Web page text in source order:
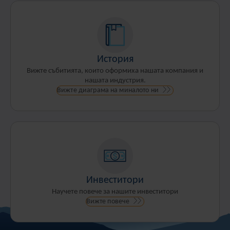
История
Вижте събитията, които оформиха нашата компания и
нашата индустрия.
Вижте диаграма на миналото ни
Инвеститори
Научете повече за нашите инвеститори
Вижте повече